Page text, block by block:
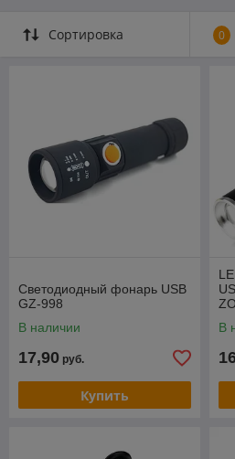
Сортировка 0
Светодиодный фонарь USB
GZ-998
В наличии
17,90 руб.
Купить
В